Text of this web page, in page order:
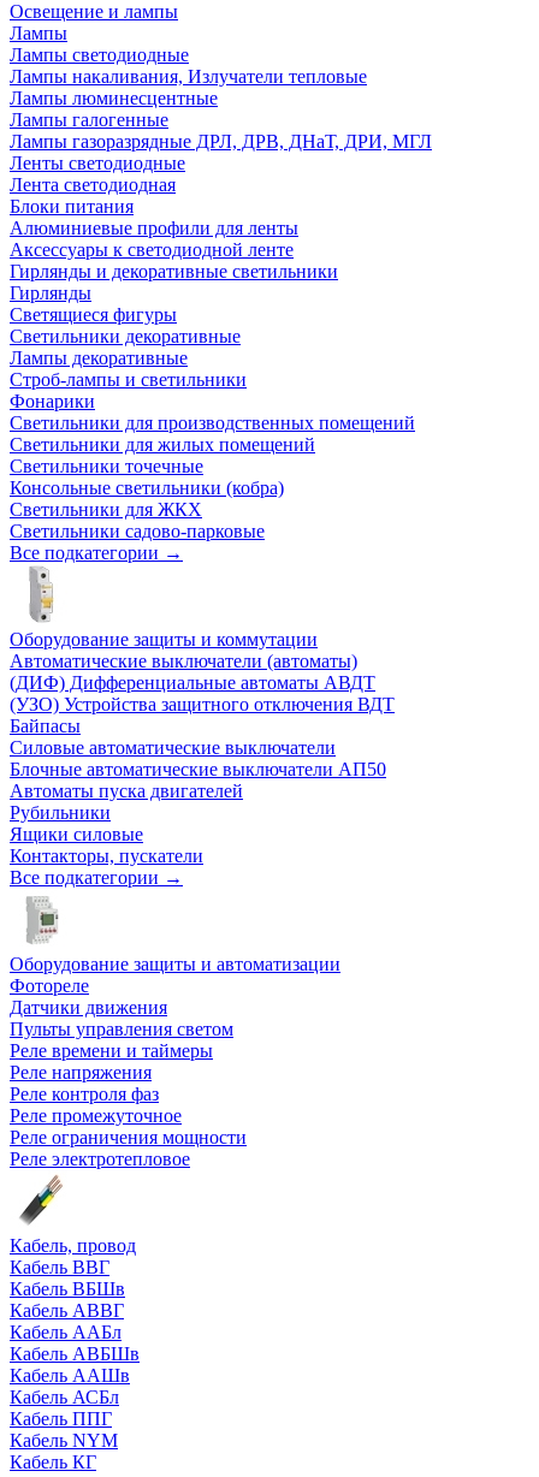
Освещение и лампы
Лампы
Лампы светодиодные
Лампы накаливания, Излучатели тепловые
Лампы люминесцентные
Лампы галогенные
Лампы газоразрядные ДРЛ, ДРВ, ДНаТ, ДРИ, МГЛ
Ленты светодиодные
Лента светодиодная
Блоки питания
Алюминиевые профили для ленты
Аксессуары к светодиодной ленте
Гирлянды и декоративные светильники
Гирлянды
Светящиеся фигуры
Светильники декоративные
Лампы декоративные
Строб-лампы и светильники
Фонарики
Светильники для производственных помещений
Светильники для жилых помещений
Светильники точечные
Консольные светильники (кобра)
Светильники для ЖКХ
Светильники садово-парковые
Все подкатегории →
Оборудование защиты и коммутации
Автоматические выключатели (автоматы)
(ДИФ) Дифференциальные автоматы АВДТ
(УЗО) Устройства защитного отключения ВДТ
Байпасы
Силовые автоматические выключатели
Блочные автоматические выключатели АП50
Автоматы пуска двигателей
Рубильники
Ящики силовые
Контакторы, пускатели
Все подкатегории →
Оборудование защиты и автоматизации
Фотореле
Датчики движения
Пульты управления светом
Реле времени и таймеры
Реле напряжения
Реле контроля фаз
Реле промежуточное
Реле ограничения мощности
Реле электротепловое
Кабель, провод
Кабель ВВГ
Кабель ВБШв
Кабель АВВГ
Кабель ААБл
Кабель АВБШв
Кабель ААШв
Кабель АСБл
Кабель ППГ
Кабель NYM
Кабель КГ